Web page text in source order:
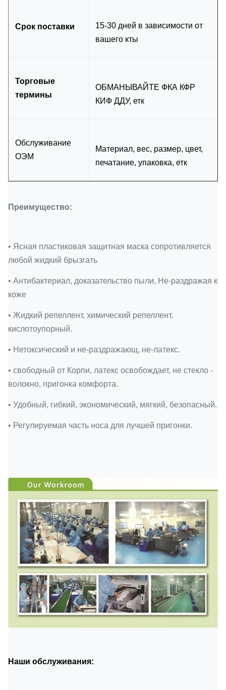
Срок поставки
15-30 дней в зависимости от
вашего кты
Торговые
термины
ОБМАНЫВАЙТЕ ФКА КФР
КИФ ДДУ, етк
Обслуживание
ОЭМ
Материал, вес, размер, цвет,
печатание, упаковка, етк
Преимущество:
• Ясная пластиковая защитная маска сопротивляется
любой жидкий брызгать
• Антибактериал, доказательство пыли, Не-раздражая к
коже
• Жидкий репеллент, химический репеллент,
кислотоупорный.
• Нетоксический и не-раздражающ, не-латекс.
• свободный от Корпи, латекс освобождает, не стекло -
волокно, пригонка комфорта.
• Удобный, гибкий, экономический, мягкий, безопасный.
• Регулируемая часть носа для лучшей пригонки.
Наши обслуживания: